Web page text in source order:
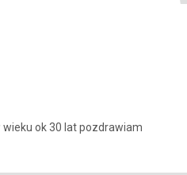
ok 30 lat pozdrawiam